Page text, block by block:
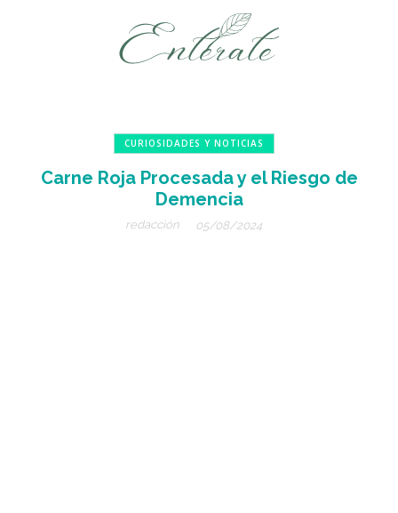
CURIOSIDADES Y NOTICIAS
Carne Roja Procesada y el Riesgo de
Demencia
redacción 05/08/2024